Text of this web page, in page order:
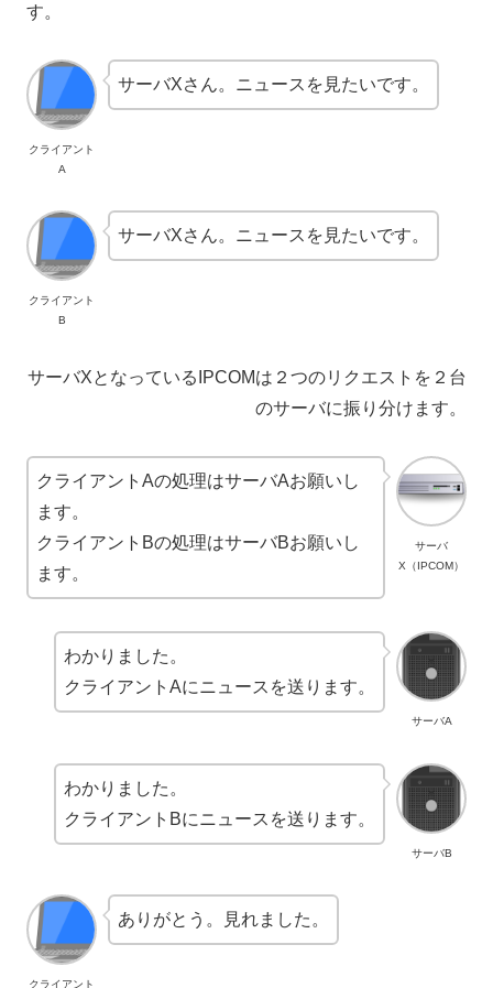
す。
クライアント
A
サーバXさん。ニュースを見たいです。
クライアント
B
サーバXさん。ニュースを見たいです。
サーバXとなっているIPCOMは２つのリクエストを２台
のサーバに振り分けます。
サーバ
X（IPCOM）
クライアントAの処理はサーバAお願いし
ます。
クライアントBの処理はサーバBお願いし
ます。
サーバA
わかりました。
クライアントAにニュースを送ります。
サーバB
わかりました。
クライアントBにニュースを送ります。
クライアント
ありがとう。見れました。